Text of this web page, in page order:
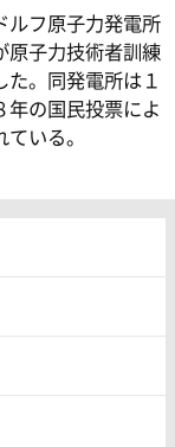
フ原子力発電所
原子力技術者訓練
。同発電所は１
年の国民投票によ
いる。